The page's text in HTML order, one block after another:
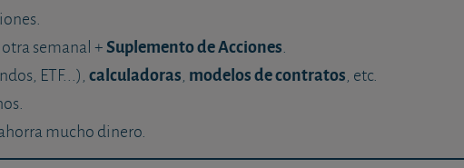
semanal +Suplemento de Acciones.
ETF...), calculadoras, modelos de contratos, etc.
mucho dinero.